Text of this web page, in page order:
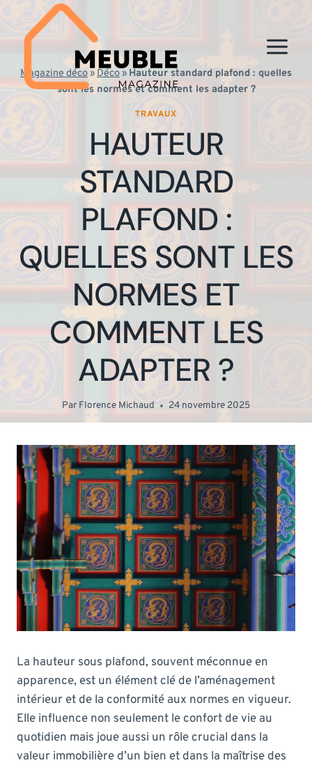
contenu
Magazine déco»Déco» Hauteur standard plafond : quelles
sont les normes et comment les adapter ?
TRAVAUX
HAUTEUR
STANDARD
PLAFOND :
QUELLES SONT LES
NORMES ET
COMMENT LES
ADAPTER ?
Par Florence Michaud 24 novembre 2025
La hauteur sous plafond, souvent méconnue en
apparence, est un élément clé de l’aménagement
intérieur et de la conformité aux normes en vigueur.
Elle influence non seulement le confort de vie au
quotidien mais joue aussi un rôle crucial dans la
valeur immobilière d’un bien et dans la maîtrise des